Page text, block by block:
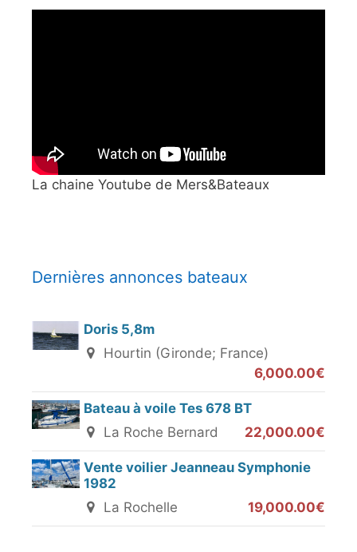
La chaine Youtube de Mers&Bateaux
Dernières annonces bateaux
Doris 5,8m
Hourtin (Gironde; France)
6,000.00€
Bateau à voile Tes 678 BT
La Roche Bernard
22,000.00€
Vente voilier Jeanneau Symphonie
1982
La Rochelle
19,000.00€